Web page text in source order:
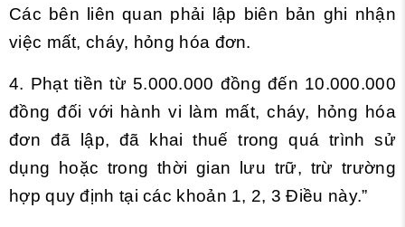
Các bên liên quan phải lập biên bản ghi nhận
việc mất, cháy, hỏng hóa đơn.
4. Phạt tiền từ 5.000.000 đồng đến 10.000.000
đồng đối với hành vi làm mất, cháy, hỏng hóa
đơn đã lập, đã khai thuế trong quá trình sử
dụng hoặc trong thời gian lưu trữ, trừ trường
hợp quy định tại các khoản 1, 2, 3 Điều này.”